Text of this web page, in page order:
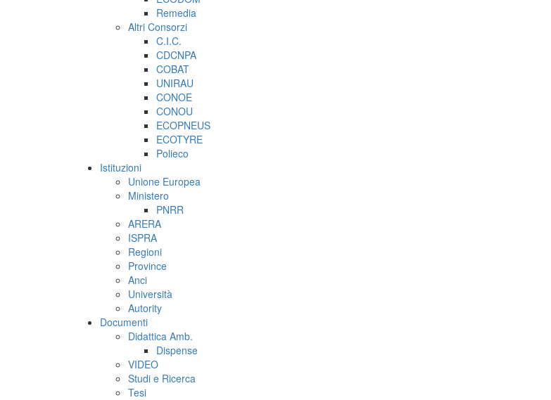
Remedia
Altri Consorzi
C.I.C.
CDCNPA
COBAT
UNIRAU
CONOE
CONOU
ECOPNEUS
ECOTYRE
Polieco
Istituzioni
Unione Europea
Ministero
PNRR
ARERA
ISPRA
Regioni
Province
Anci
Università
Autority
Documenti
Didattica Amb.
Dispense
VIDEO
Studi e Ricerca
Tesi